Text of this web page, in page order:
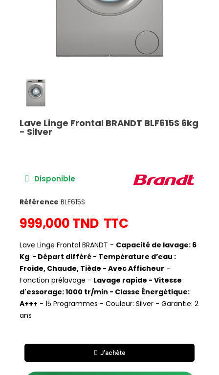
Lave Linge Frontal BRANDT BLF615S 6kg
- Silver
Disponible
Référence BLF615S
999,000 TND TTC
Lave Linge Frontal BRANDT - Capacité de lavage: 6
Kg - Départ différé - Température d’eau :
Froide, Chaude, Tiède - Avec Afficheur -
Fonction prélavage - Lavage rapide - Vitesse
d'essorage: 1000 tr/min - Classe Énergétique:
A+++ - 15 Programmes - Couleur: Silver - Garantie: 2
ans
J'achète